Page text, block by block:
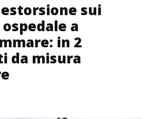
sui
a
in 2
da misura